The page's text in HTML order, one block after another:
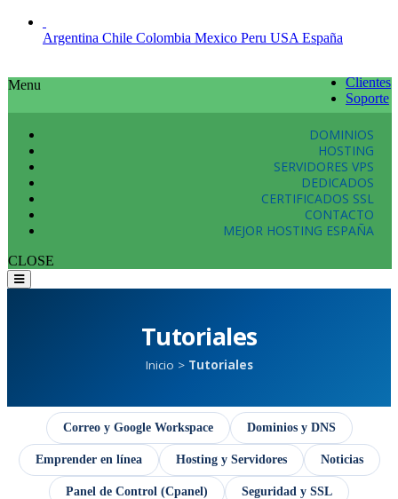
Argentina Chile Colombia Mexico Peru USA España
Clientes
Soporte
Menu
DOMINIOS
HOSTING
SERVIDORES VPS
DEDICADOS
CERTIFICADOS SSL
CONTACTO
MEJOR HOSTING ESPAÑA
CLOSE
Tutoriales
Inicio > Tutoriales
Correo y Google Workspace Dominios y DNS
Emprender en línea Hosting y Servidores Noticias
Panel de Control (Cpanel) Seguridad y SSL